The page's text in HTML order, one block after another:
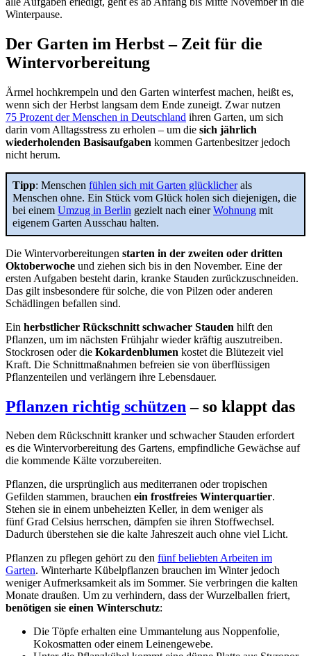
Winterpause.
Der Garten im Herbst – Zeit für die
Wintervorbereitung
Ärmel hochkrempeln und den Garten winterfest machen, heißt es,
wenn sich der Herbst langsam dem Ende zuneigt. Zwar nutzen
75 Prozent der Menschen in Deutschland ihren Garten, um sich
darin vom Alltagsstress zu erholen – um die sich jährlich
wiederholenden Basisaufgaben kommen Gartenbesitzer jedoch
nicht herum.
Tipp: Menschen fühlen sich mit Garten glücklicherals
Menschen ohne. Ein Stück vom Glück holen sich diejenigen, die
bei einem Umzug in Berlin gezielt nach einerWohnung mit
eigenem Garten Ausschau halten.
Die Wintervorbereitungen starten in der zweiten oder dritten
Oktoberwoche und ziehen sich bis in den November. Eine der
ersten Aufgaben besteht darin, kranke Stauden zurückzuschneiden.
Das gilt insbesondere für solche, die von Pilzen oder anderen
Schädlingen befallen sind.
Ein herbstlicher Rückschnitt schwacher Stauden hilft den
Pflanzen, um im nächsten Frühjahr wieder kräftig auszutreiben.
Stockrosen oder die Kokardenblumen kostet die Blütezeit viel
Kraft. Die Schnittmaßnahmen befreien sie von überflüssigen
Pflanzenteilen und verlängern ihre Lebensdauer.
Pflanzen richtig schützen – so klappt das
Neben dem Rückschnitt kranker und schwacher Stauden erfordert
es die Wintervorbereitung des Gartens, empfindliche Gewächse auf
die kommende Kälte vorzubereiten.
Pflanzen, die ursprünglich aus mediterranen oder tropischen
Gefilden stammen, brauchen ein frostfreies Winterquartier.
Stehen sie in einem unbeheizten Keller, in dem weniger als
fünf Grad Celsius herrschen, dämpfen sie ihren Stoffwechsel.
Dadurch überstehen sie die kalte Jahreszeit auch ohne viel Licht.
Pflanzen zu pflegen gehört zu den fünf beliebten Arbeiten im
Garten. Winterharte Kübelpflanzen brauchen im Winter jedoch
weniger Aufmerksamkeit als im Sommer. Sie verbringen die kalten
Monate draußen. Um zu verhindern, dass der Wurzelballen friert,
benötigen sie einen Winterschutz:
Die Töpfe erhalten eine Ummantelung aus Noppenfolie,
Kokosmatten oder einem Leinengewebe.